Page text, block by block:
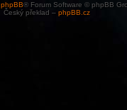
phpBB® Forum Software © phpBB
Český překlad – phpBB.cz